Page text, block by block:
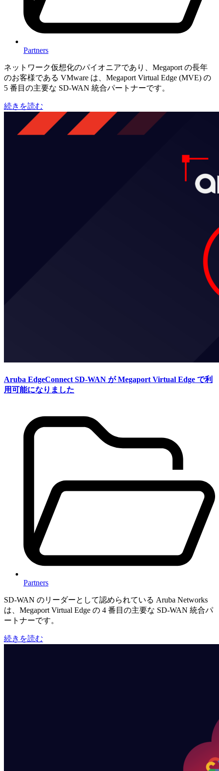
Partners
ネットワーク仮想化のパイオニアであり、Megaport の長年
のお客様である VMware は、Megaport Virtual Edge (MVE) の
5 番目の主要な SD-WAN 統合パートナーです。
続きを読む
Aruba EdgeConnect SD-WAN が Megaport Virtual Edge で利
用可能になりました
Partners
SD-WAN のリーダーとして認められている Aruba Networks
は、Megaport Virtual Edge の 4 番目の主要な SD-WAN 統合パ
ートナーです。
続きを読む